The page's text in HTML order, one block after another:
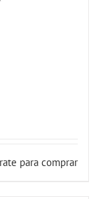
para comprar